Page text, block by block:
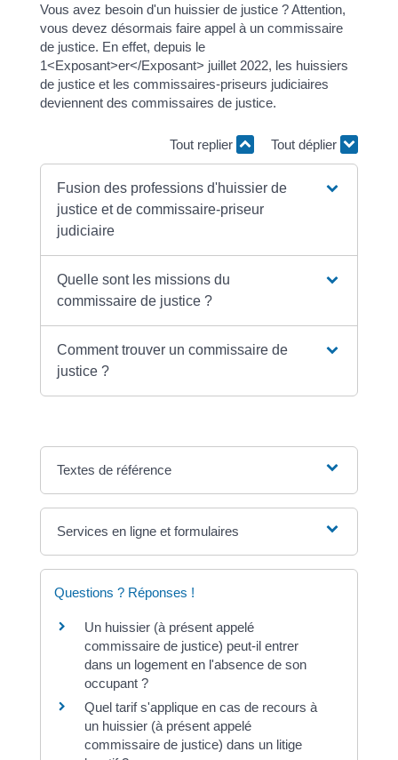
Vous avez besoin d'un huissier de justice ? Attention,
vous devez désormais faire appel à un commissaire
de justice. En effet, depuis le
1<Exposant>er</Exposant> juillet 2022, les huissiers
de justice et les commissaires-priseurs judiciaires
deviennent des commissaires de justice.
Tout replier Tout déplier
Fusion des professions d'huissier de
justice et de commissaire-priseur
judiciaire
Quelle sont les missions du
commissaire de justice ?
Comment trouver un commissaire de
justice ?
Textes de référence
Services en ligne et formulaires
Questions ? Réponses !
Un huissier (à présent appelé
commissaire de justice) peut-il entrer
dans un logement en l'absence de son
occupant ?
Quel tarif s'applique en cas de recours à
un huissier (à présent appelé
commissaire de justice) dans un litige